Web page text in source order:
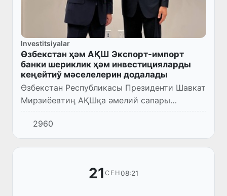
Investitsiyalar
Өзбекстан ҳәм АҚШ Экспорт-импорт
банки шериклик ҳәм инвестицияларды
кеңейтиў мәселелерин додалады
Өзбекстан Республикасы Президенти Шавкат
Мирзиёевтиң АҚШқа әмелий сапары
шеңберинде инвестициялар ҳәм сыртқы
саўда министри Лазиз Қудратов АҚШ
Экспорт-импорт банки (Export-Import B...
2960
21СЕН08:21